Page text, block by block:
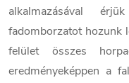
alkalmazásával
fadomborzatot hozunk
felület összes
eredményeképpen a